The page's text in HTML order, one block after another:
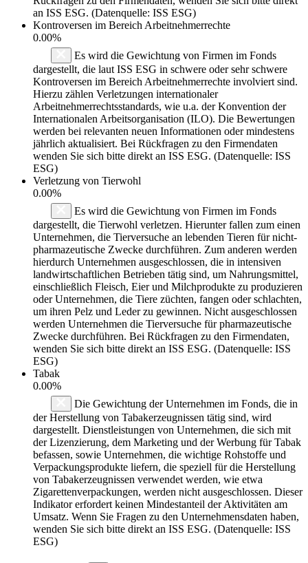
an ISS ESG. (Datenquelle: ISS ESG)
Kontroversen im Bereich Arbeitnehmerrechte
0.00%
Es wird die Gewichtung von Firmen im Fonds
dargestellt, die laut ISS ESG in schwere oder sehr schwere
Kontroversen im Bereich Arbeitnehmerrechte involviert sind.
Hierzu zählen Verletzungen internationaler
Arbeitnehmerrechtsstandards, wie u.a. der Konvention der
Internationalen Arbeitsorganisation (ILO). Die Bewertungen
werden bei relevanten neuen Informationen oder mindestens
jährlich aktualisiert. Bei Rückfragen zu den Firmendaten
wenden Sie sich bitte direkt an ISS ESG. (Datenquelle: ISS
ESG)
Verletzung von Tierwohl
0.00%
Es wird die Gewichtung von Firmen im Fonds
dargestellt, die Tierwohl verletzen. Hierunter fallen zum einen
Unternehmen, die Tierversuche an lebenden Tieren für nicht-
pharmazeutische Zwecke durchführen. Zum anderen werden
hierdurch Unternehmen ausgeschlossen, die in intensiven
landwirtschaftlichen Betrieben tätig sind, um Nahrungsmittel,
einschließlich Fleisch, Eier und Milchprodukte zu produzieren
oder Unternehmen, die Tiere züchten, fangen oder schlachten,
um ihren Pelz und Leder zu gewinnen. Nicht ausgeschlossen
werden Unternehmen die Tierversuche für pharmazeutische
Zwecke durchführen. Bei Rückfragen zu den Firmendaten,
wenden Sie sich bitte direkt an ISS ESG. (Datenquelle: ISS
ESG)
Tabak
0.00%
Die Gewichtung der Unternehmen im Fonds, die in
der Herstellung von Tabakerzeugnissen tätig sind, wird
dargestellt. Dienstleistungen von Unternehmen, die sich mit
der Lizenzierung, dem Marketing und der Werbung für Tabak
befassen, sowie Unternehmen, die wichtige Rohstoffe und
Verpackungsprodukte liefern, die speziell für die Herstellung
von Tabakerzeugnissen verwendet werden, wie etwa
Zigarettenverpackungen, werden nicht ausgeschlossen. Dieser
Indikator erfordert keinen Mindestanteil der Aktivitäten am
Umsatz. Wenn Sie Fragen zu den Unternehmensdaten haben,
wenden Sie sich bitte direkt an ISS ESG. (Datenquelle: ISS
ESG)